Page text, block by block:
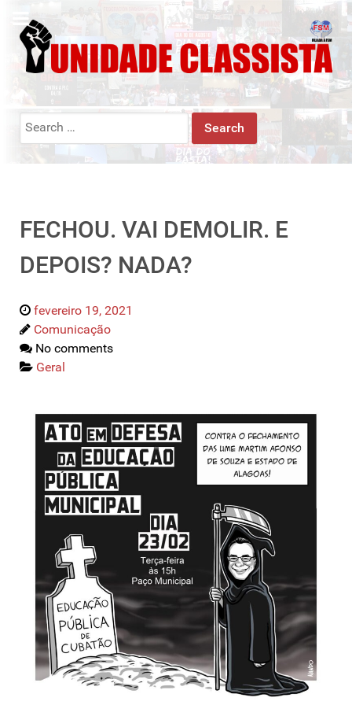
Search
FECHOU. VAI DEMOLIR. E
DEPOIS? NADA?
fevereiro 19, 2021
Comunicação
No comments
Geral